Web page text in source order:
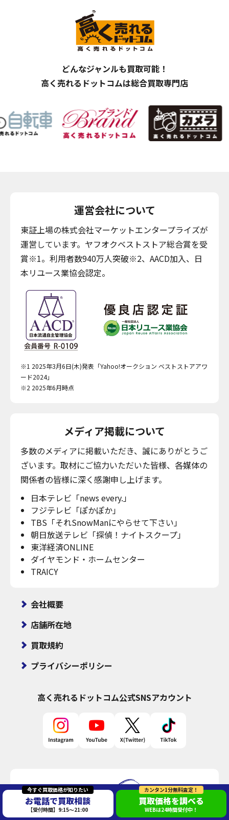
今すぐ買取価格が知りたい
お電話で買取相談
【受付時間】9:15～21:00
カンタン1分無料査定！
買取価格を調べる
WEBは24時間受付中！
どんなジャンルも買取可能！
高く売れるドットコムは総合買取専門店
運営会社について
東証上場の株式会社マーケットエンタープライズが
運営しています。ヤフオクベストストア総合賞を受
賞※1。利用者数940万人突破※2、AACD加入、日
本リユース業協会認定。
※1 2025年3月6日(木)発表「Yahoo!オークション ベストストアアワ
ード2024」
※2 2025年6月時点
メディア掲載について
多数のメディアに掲載いただき、誠にありがとうご
ざいます。取材にご協力いただいた皆様、各媒体の
関係者の皆様に深く感謝申し上げます。
日本テレビ「news every.」
フジテレビ「ぽかぽか」
TBS「それSnowManにやらせて下さい」
朝日放送テレビ「探偵！ナイトスクープ」
東洋経済ONLINE
ダイヤモンド・ホームセンター
TRAICY
会社概要
店舗所在地
買取規約
プライバシーポリシー
高く売れるドットコム公式SNSアカウント